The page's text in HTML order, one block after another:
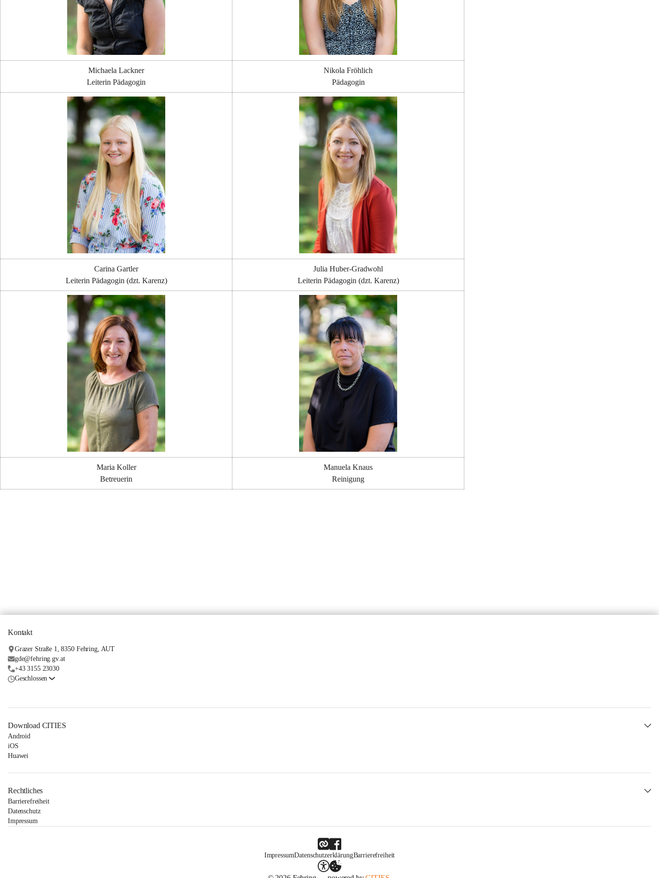
Michaela Lackner
Leiterin Pädagogin
Nikola Fröhlich
Pädagogin
Carina Gartler
Leiterin Pädagogin (dzt. Karenz)
Julia Huber-Gradwohl
Leiterin Pädagogin (dzt. Karenz)
Maria Koller
Betreuerin
Manuela Knaus
Reinigung
Kontakt
Grazer Straße 1, 8350 Fehring, AUT
gde@fehring.gv.at
+43 3155 23030
Geschlossen
Download CITIES
Android
iOS
Huawei
Rechtliches
Barrierefreiheit
Datenschutz
Impressum
ImpressumDatenschutzerklärungBarrierefreiheit